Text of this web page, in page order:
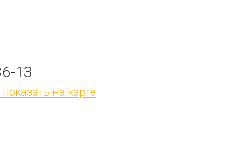
13
показать на карте